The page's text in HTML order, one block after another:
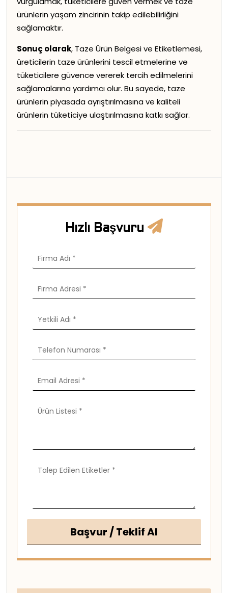
ürünlerin yaşam zincirinin takip edilebilirliğini
sağlamaktır.
Sonuç olarak, Taze Ürün Belgesi ve Etiketlemesi,
üreticilerin taze ürünlerini tescil etmelerine ve
tüketicilere güvence vererek tercih edilmelerini
sağlamalarına yardımcı olur. Bu sayede, taze
ürünlerin piyasada ayrıştırılmasına ve kaliteli
ürünlerin tüketiciye ulaştırılmasına katkı sağlar.
Hızlı Başvuru
Başvur / Teklif Al